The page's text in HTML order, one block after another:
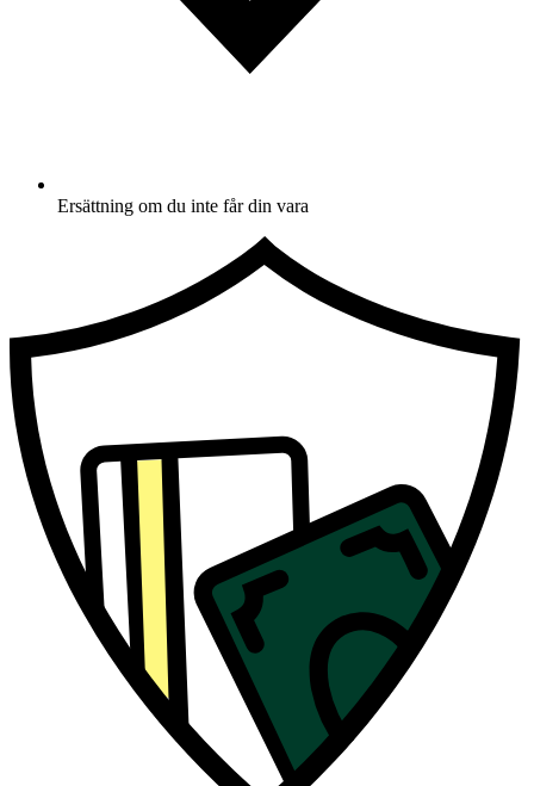
Ersättning om du inte får din vara